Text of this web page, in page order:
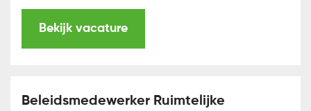
Bekijk vacature
Beleidsmedewerker Ruimtelijke